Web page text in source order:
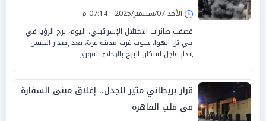
الأحد 07/سبتمبر/2025 - 07:14 م
قصفت طائرات الاحتلال الإسرائيلي، اليوم، برج الرؤيا في
حي تل الهوا، جنوب غرب مدينة غزة، بعد إصدار الجيش
إنذار عاجل لسكان البرج بالإخلاء الفوري.
قرار بريطاني مثير للجدل.. إغلاق مبنى السفارة
في قلب القاهرة